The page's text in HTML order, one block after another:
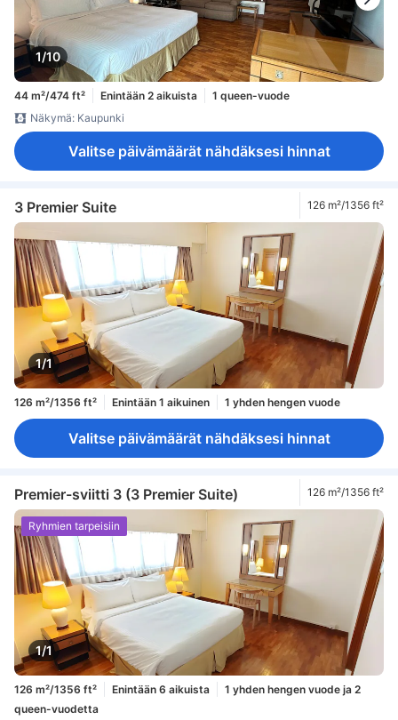
1/10
44 m²/474 ft² Enintään 2 aikuista
1 queen-vuode
Näkymä: Kaupunki
Valitse päivämäärät nähdäksesi hinnat
3 Premier Suite 126 m²/1356 ft²
1/1
126 m²/1356 ft² Enintään 1 aikuinen 1 yhden hengen vuode
Valitse päivämäärät nähdäksesi hinnat
Premier-sviitti 3 (3 Premier Suite) 126 m²/1356 ft²
1/1
Ryhmien tarpeisiin
126 m²/1356 ft² Enintään 6 aikuista
1 yhden hengen vuode ja 2
queen-vuodetta